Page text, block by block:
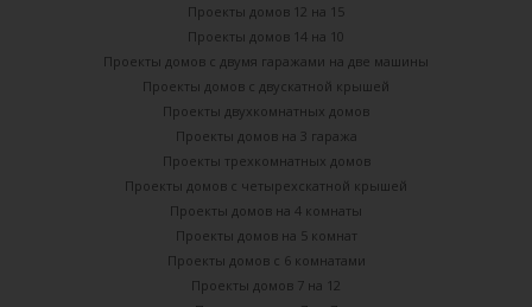
Проекты домов 12 на 15
Проекты домов 14 на 10
Проекты домов с двумя гаражами на две машины
Проекты домов с двускатной крышей
Проекты двухкомнатных домов
Проекты домов на 3 гаража
Проекты трехкомнатных домов
Проекты домов с четырехскатной крышей
Проекты домов на 4 комнаты
Проекты домов на 5 комнат
Проекты домов с 6 комнатами
Проекты домов 7 на 12